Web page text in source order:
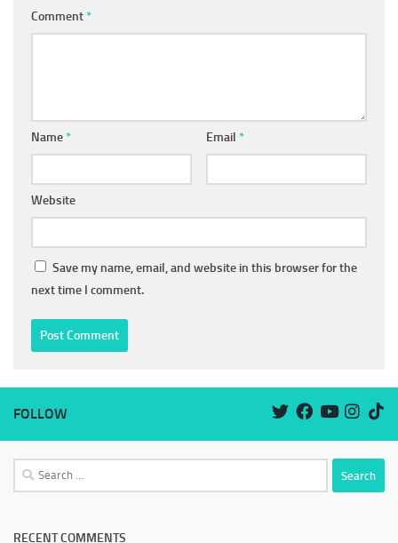
Comment*
Name* Email *
Website
Save my name, email, and website in this browser for the
next time I comment.
FOLLOW
Search
for:
RECENT COMMENTS